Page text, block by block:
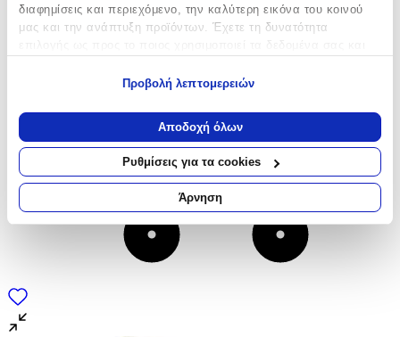
διαφημίσεις και περιεχόμενο, την καλύτερη εικόνα του κοινού
μας και την ανάπτυξη προϊόντων. Έχετε τη δυνατότητα
Να συλλέξουμε πληροφορίες σχετικά με τη γεωγραφική
σας τοποθεσία, οι οποίες μπορεί να είναι ακριβείς σε
απόσταση μερικών μέτρων
Να αναγνωρίσουμε τη συσκευή σας σαρώνοντας ενεργά
για συγκεκριμένα χαρακτηριστικά (δακτυλικό αποτύπωμα)
Μάθετε περισσότερα σχετικά με τον τρόπο επεξεργασίας των
προσωπικών σας δεδομένων και καθορίστε τις προτιμήσεις σας
ενότητα “Λεπτομέρειες”
. Μπορείτε να αλλάξετε ή να
ανακαλέσετε τη συγκατάθεσή σας ανά πάσα στιγμή από τη
Χρησιμοποιούμε cookies ώστε η τοποθεσία μας να λειτουργεί
Προβολή λεπτομερειών
Αποδοχή όλων
Ρυθμίσεις για τα cookies
Άρνηση